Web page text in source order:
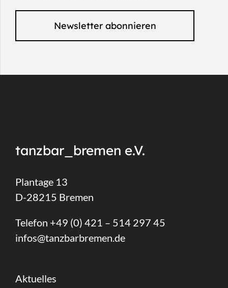
Newsletter abonnieren
tanzbar_bremen e.V.
Plantage 13
D-28215 Bremen
Telefon +49 (0) 421 – 514 297 45
infos@tanzbarbremen.de
Aktuelles